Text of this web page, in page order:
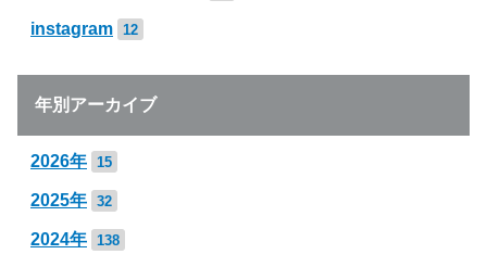
instagram 12
年別アーカイブ
2026年 15
2025年 32
2024年 138